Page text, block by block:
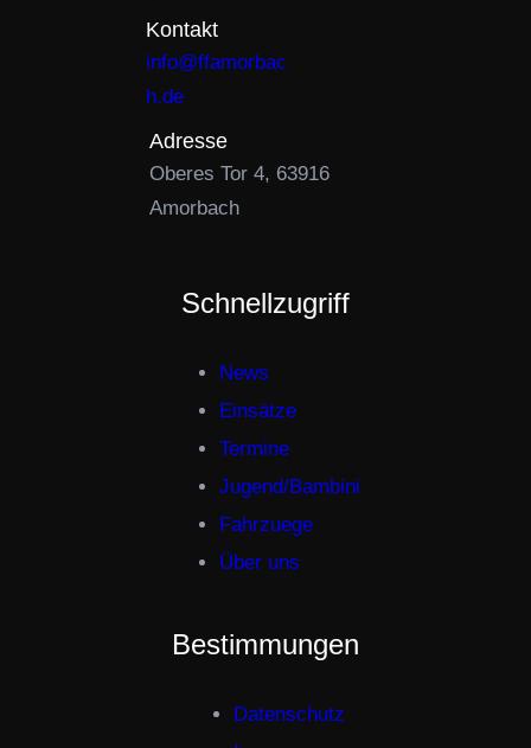
Kontakt
info@ffamorbac
h.de
Adresse
Oberes Tor 4, 63916
Amorbach
Schnellzugriff
News
Einsätze
Termine
Jugend/Bambini
Fahrzuege
Über uns
Bestimmungen
Datenschutz